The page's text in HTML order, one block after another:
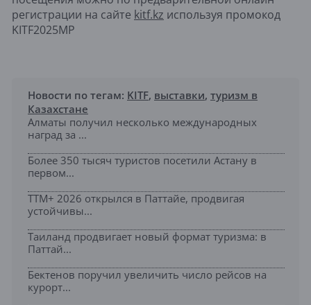
регистрации на сайте kitf.kz используя промокод
KITF2025MP
Новости по тегам: KITF, выставки, туризм в
Казахстане
Алматы получил несколько международных
наград за ...
Более 350 тысяч туристов посетили Астану в
первом...
TTM+ 2026 открылся в Паттайе, продвигая
устойчивы...
Таиланд продвигает новый формат туризма: в
Паттай...
Бектенов поручил увеличить число рейсов на
курорт...